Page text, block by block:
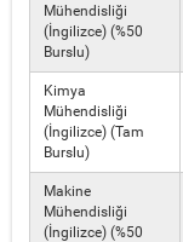
Mühendisliği
(İngilizce) (%50
Burslu)
Kimya
Mühendisliği
(İngilizce) (Tam
Burslu)
Makine
Mühendisliği
(İngilizce) (%50